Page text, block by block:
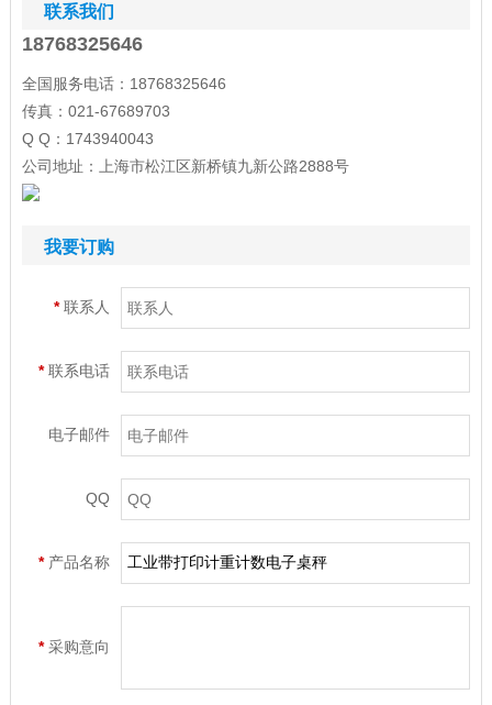
联系我们
18768325646
全国服务电话：18768325646
传真：021-67689703
Q Q：1743940043
公司地址：上海市松江区新桥镇九新公路2888号
我要订购
*联系人
*联系电话
电子邮件
QQ
* 产品名称
*采购意向